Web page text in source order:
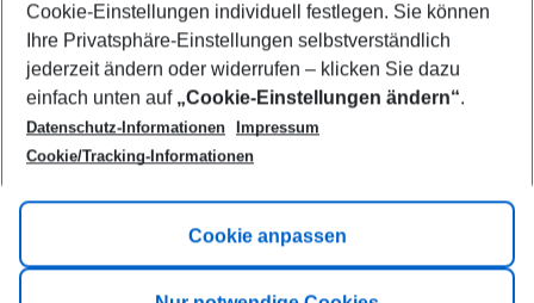
Footer
Footer navigation
Title A
Link A
Cookie-Einstellungen individuell festlegen. Sie können
Ihre Privatsphäre-Einstellungen selbstverständlich
jederzeit ändern oder widerrufen – klicken Sie dazu
einfach unten auf „Cookie-Einstellungen ändern“.
Datenschutz-Informationen
Impressum
Cookie/Tracking-Informationen
Cookie anpassen